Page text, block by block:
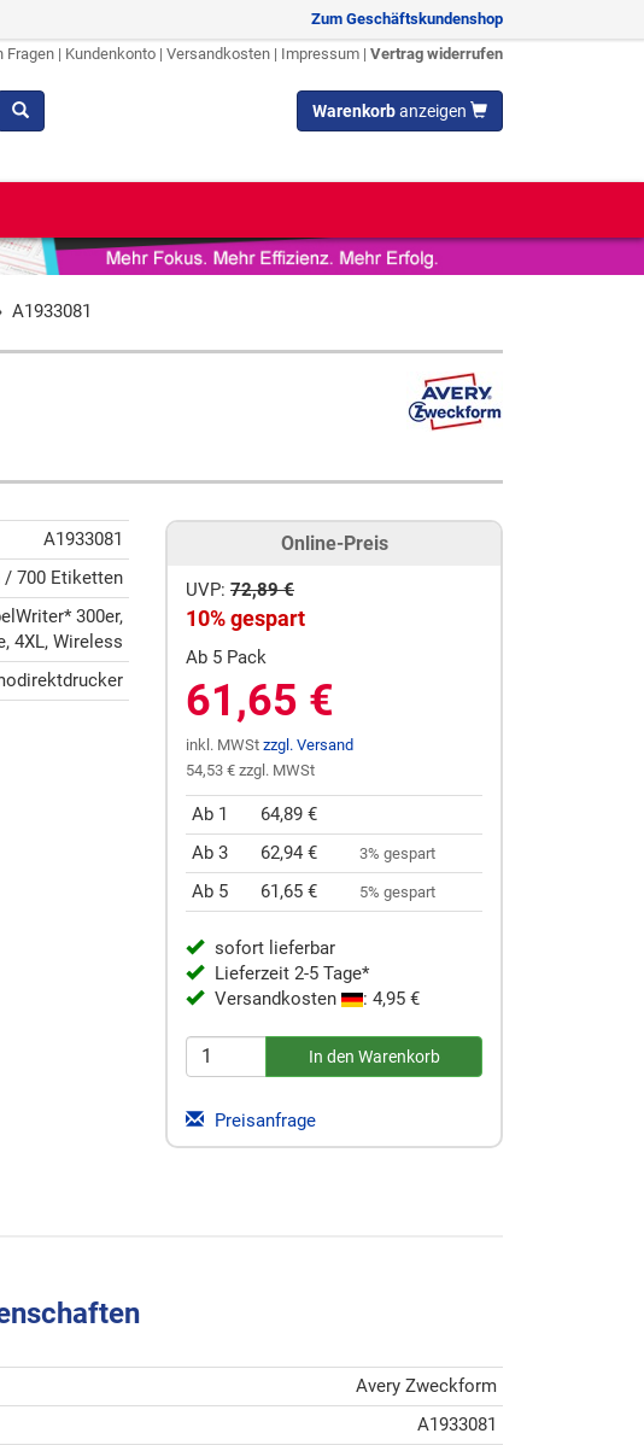
Zum Geschäftskundenshop
Fragen | Kundenkonto | Versandkosten | Impressum | Vertrag widerrufen
Warenkorbanzeigen
A1933081
A1933081
/ 700 Etiketten
300er,
4XL, Wireless
Online-Preis
UVP: 72,89 €
10% gespart
Ab 5 Pack
61,65 €
inkl. MWSt zzgl. Versand
54,53 € zzgl. MWSt
Ab 1
64,89 €
Ab 3
62,94 € 3% gespart
Ab 5 61,65 € 5% gespart
sofort lieferbar
Lieferzeit 2-5 Tage*
Versandkosten
: 4,95 €
Preisanfrage
Avery Zweckform
A1933081